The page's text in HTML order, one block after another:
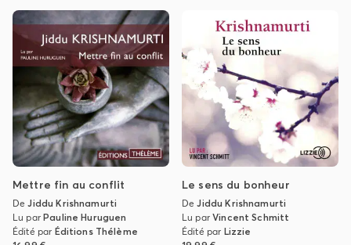
Mettre fin au conflit
DeJiddu Krishnamurti
Lu parPauline Huruguen
Édité par Éditions Thélème
Le sens du bonheur
DeJiddu Krishnamurti
Lu parVincent Schmitt
Édité par Lizzie